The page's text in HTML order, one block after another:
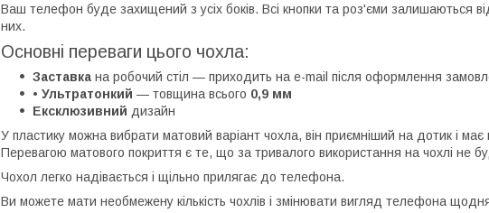
Ваш телефон буде захищений з усіх боків. Всі кнопки та роз'єми залишаються
них.
Основні переваги цього чохла:
Заставка на робочий стіл — приходить на e-mail після оформлення
• Ультратонкий — товщина всього 0,9 мм
Ексклюзивний дизайн
У пластику можна вибрати матовий варіант чохла, він приємніший на дотик і
Перевагою матового покриття є те, що за тривалого використання на чохлі не
Чохол легко надівається і щільно прилягає до телефона.
Ви можете мати необмежену кількість чохлів і змінювати вигляд телефона